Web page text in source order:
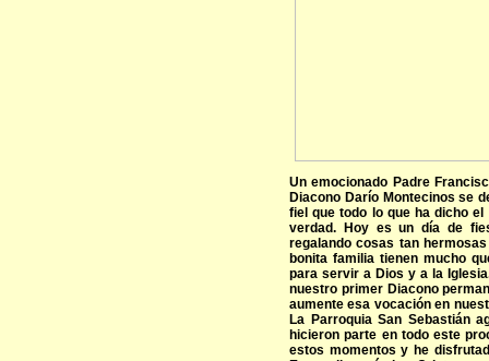
Un emocionado Padre
Diacono Darío Montecinos se
fiel que todo lo que ha dicho
verdad. Hoy es un día de
regalando cosas tan
bonita familia tienen mucho
para servir a Dios y a la
nuestro primer Diacono
aumente esa vocación en
La Parroquia San Sebastián
hicieron parte en todo este
estos momentos y he